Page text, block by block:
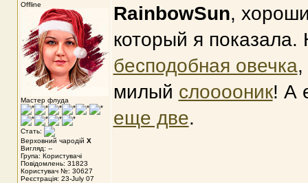
Offline
Мастер флуда
Стать:
Верховний чародій X
Вигляд: --
Група: Користувачі
Повідомлень: 31823
Користувач №: 30627
Реєстрація: 23-July 07
RainbowSun,
который я
бесподобная овечка,
милый слооооник! А
еще две.